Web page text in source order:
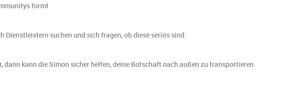
formt
Dienstleistern suchen und sich fragen, ob diese seriös sind.
dann kann die Simon sicher helfen, deine Botschaft nach außen zu transportieren.